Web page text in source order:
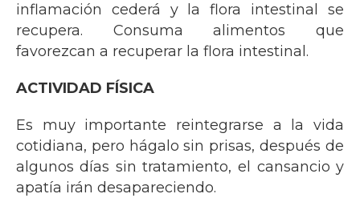
inflamación cederá y la flora intestinal se
recupera. Consuma alimentos que
favorezcan a recuperar la flora intestinal.
ACTIVIDAD FÍSICA
Es muy importante reintegrarse a la vida
cotidiana, pero hágalo sin prisas, después de
algunos días sin tratamiento, el cansancio y
apatía irán desapareciendo.